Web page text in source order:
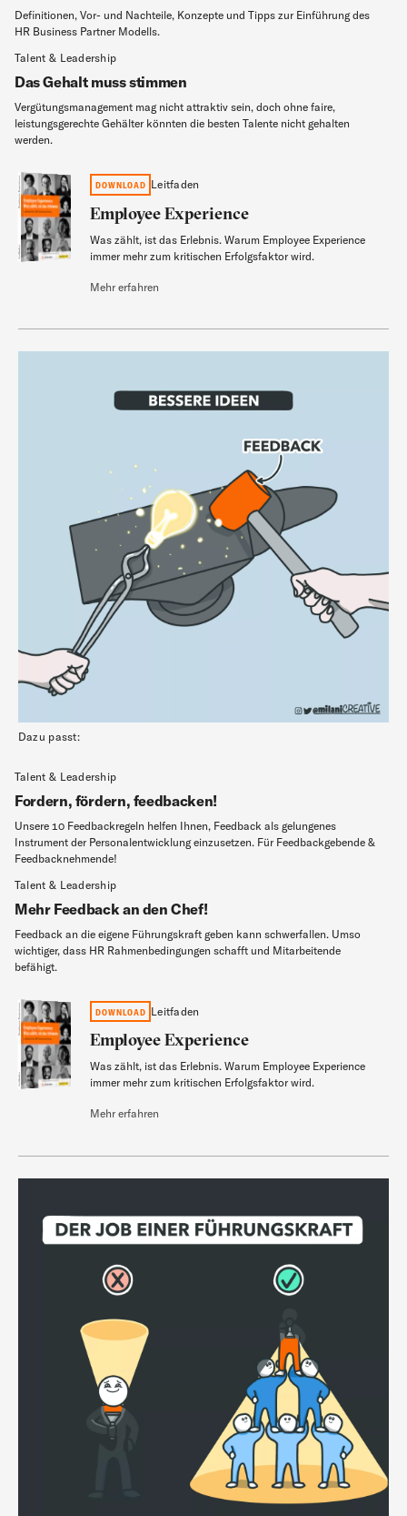
Definitionen, Vor- und Nachteile, Konzepte und Tipps zur Einführung des
HR Business Partner Modells.
Talent & Leadership
Das Gehalt muss stimmen
Vergütungsmanagement mag nicht attraktiv sein, doch ohne faire,
leistungsgerechte Gehälter könnten die besten Talente nicht gehalten
werden.
Leitfaden
Employee Experience DOWNLOAD Leitfaden
Employee Experience
Was zählt, ist das Erlebnis. Warum Employee Experience
immer mehr zum kritischen Erfolgsfaktor wird.
Mehr erfahren
Dazu passt:
Talent & Leadership
Fordern, fördern, feedbacken!
Unsere 10 Feedbackregeln helfen Ihnen, Feedback als gelungenes
Instrument der Personalentwicklung einzusetzen. Für Feedbackgebende &
Feedbacknehmende!
Talent & Leadership
Mehr Feedback an den Chef!
Feedback an die eigene Führungskraft geben kann schwerfallen. Umso
wichtiger, dass HR Rahmenbedingungen schafft und Mitarbeitende
befähigt.
Leitfaden
Employee Experience DOWNLOAD Leitfaden
Employee Experience
Was zählt, ist das Erlebnis. Warum Employee Experience
immer mehr zum kritischen Erfolgsfaktor wird.
Mehr erfahren